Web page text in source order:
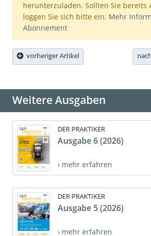
herunterzuladen. Sollten Sie bereits
loggen Sie sich bitte ein. Mehr
Abonnement
vorheriger Artikel
Weitere Ausgaben
DER PRAKTIKER
Ausgabe 6 (2026)
› mehr erfahren
DER PRAKTIKER
Ausgabe 5 (2026)
› mehr erfahren